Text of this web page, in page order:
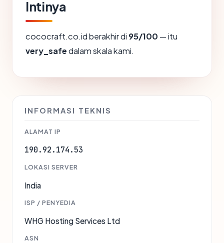
Intinya
cococraft.co.id berakhir di 95/100 — itu
very_safedalam skala kami.
INFORMASI TEKNIS
ALAMAT IP
190.92.174.53
LOKASI SERVER
India
ISP / PENYEDIA
WHG Hosting Services Ltd
ASN